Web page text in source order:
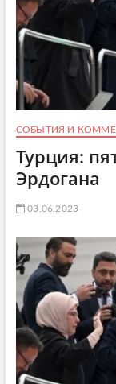
СОБЫТИЯ И
Турция:
Эрдогана
03.06.2023